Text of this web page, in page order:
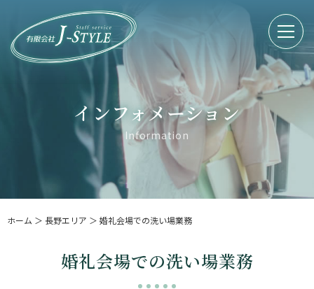
インフォメーション
Information
ホーム ＞ 長野エリア ＞ 婚礼会場での洗い場業務
婚礼会場での洗い場業務